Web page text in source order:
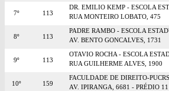
7º 113
DR. EMILIO KEMP - ESCOLA
RUA MONTEIRO LOBATO, 475
8º 113
PADRE RAMBO - ESCOLA
AV. BENTO GONCALVES, 1731
9º 113
OTAVIO ROCHA - ESCOLA
RUA GUILHERME ALVES, 1900
10º 159
FACULDADE DE DIREITO-
AV. IPIRANGA, 6681 - PRÉDIO 11